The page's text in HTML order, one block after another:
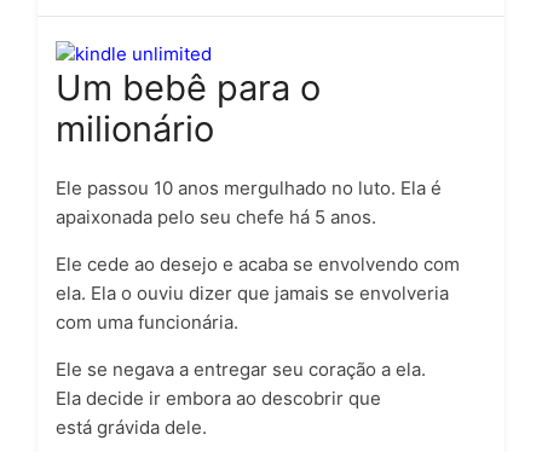
Um bebê para o
milionário
Ele passou 10 anos mergulhado no luto. Ela é
apaixonada pelo seu chefe há 5 anos.
Ele cede ao desejo e acaba se envolvendo com
ela. Ela o ouviu dizer que jamais se envolveria
com uma funcionária.
Ele se negava a entregar seu coração a ela.
Ela decide ir embora ao descobrir que
está grávida dele.